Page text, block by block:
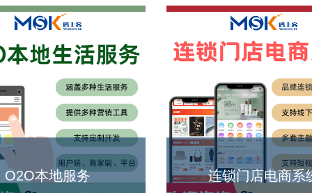
O2O本地服务 连锁门店电商系